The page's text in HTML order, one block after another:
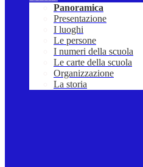
Panoramica
Presentazione
I luoghi
Le persone
I numeri della scuola
Le carte della scuola
Organizzazione
La storia